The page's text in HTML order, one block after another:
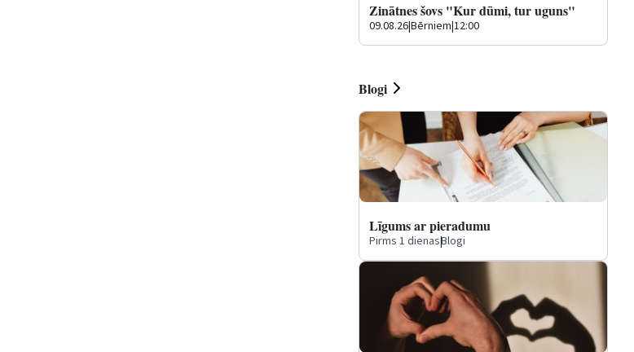
Zinātnes šovs "Kur dūmi, tur uguns"
09.08.26|Bērniem|12:00
Blogi
Līgums ar pieradumu
Pirms 1 dienas|Blogi